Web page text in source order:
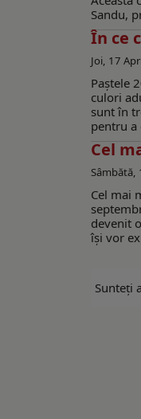
Sandu,
În ce
Joi, 17
Paștele
culori
sunt în
pentru a
Cel
Sâmbătă,
Cel mai
devenit
își vor
Sunteți